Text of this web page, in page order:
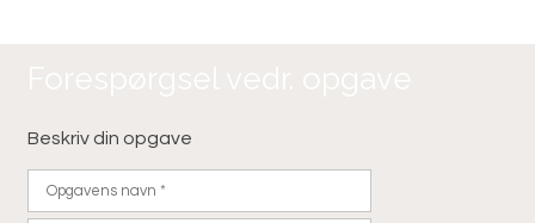
Beskriv din opgave